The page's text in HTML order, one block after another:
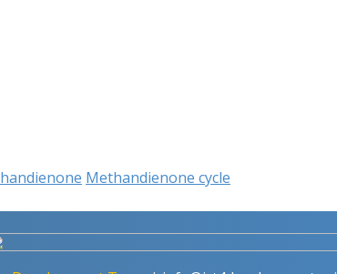
Methandienone cycle